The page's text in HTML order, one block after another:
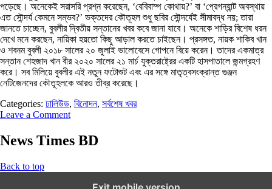
পড়েছে। অনেকেই সরাসরি প্রশ্ন করেছেন, ‘বেবিবাম্প কোথায়?’ বা ‘প্রেগন্যান্ট অবস্থায়
এত সৌন্দর্য কেমনে সম্ভব?’ ভক্তদের কৌতূহল শুধু ছবির সৌন্দর্যেই সীমাবদ্ধ নয়; তারা
জানতে চাচ্ছেন, বুবলীর দ্বিতীয় সন্তানের খবর কবে জানা যাবে। অনেকে শাড়ির বিশেষ ধরন
দেখে মনে করছেন, নায়িকা হয়তো কিছু আড়াল করতে চাইছেন। প্রসঙ্গত, নায়ক শাকিব খান
ও শবনম বুবলী ২০১৮ সালের ২০ জুলাই ভালোবেসে গোপনে বিয়ে করেন। তাদের একমাত্র
সন্তান শেহজাদ খান বীর ২০২০ সালের ২১ মার্চ যুক্তরাষ্ট্রের একটি হাসপাতালে জন্মগ্রহণ
করে। সব মিলিয়ে বুবলীর এই নতুন ফটোশুট এবং এর সঙ্গে মাতৃত্বসংক্রান্ত গুঞ্জন
নেটিজেনদের কৌতূহলকে আরও তীব্র করেছে।
Categories: ঢালিউড, বিনোদন, সর্বশেষ খবর
Leave a Comment
News Times BD
Back to top